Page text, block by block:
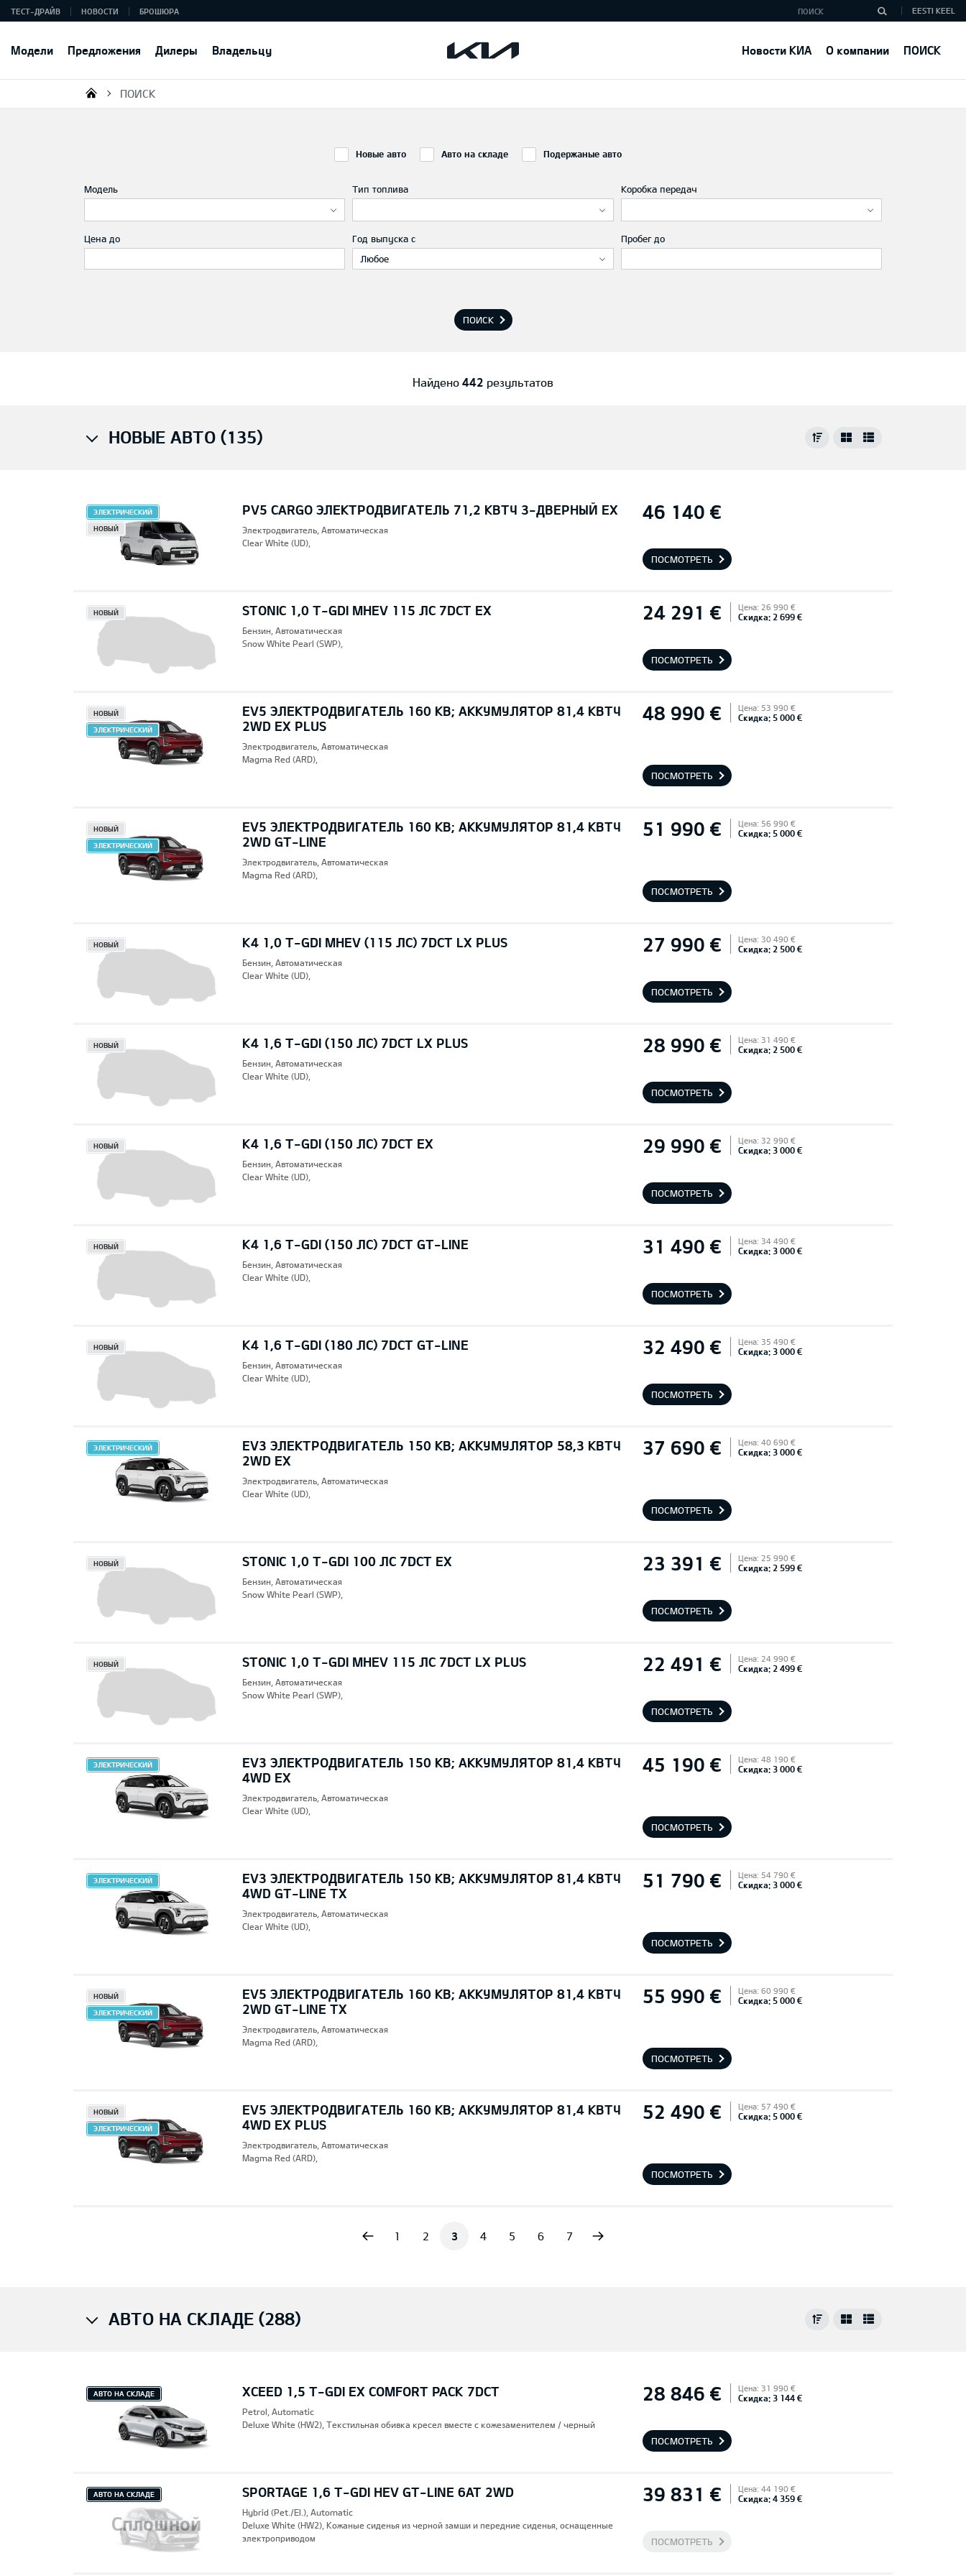
Модели Предложения Дилеры Владельцу Новости КИА О компании ПОИСК
ТЕСТ-ДРАЙВ НОВОСТИ БРОШЮРА EESTI KEEL
KIA AUTO AS
ПОИСК
Новые авто Авто на складе Подержаные авто
Модель Тип топлива Коробка передач
Цена до
Год выпуска с
Любое
Пробег до
ПОИСК
Найдено 442 результатов
НОВЫЕ АВТО (135)
PV5 CARGO ЭЛЕКТРОДВИГАТЕЛЬ 71,2 КВТЧ 3-ДВЕРНЫЙ EX 46 140 €
ЭЛЕКТРИЧЕСКИЙ
НОВЫЙ
Электродвигатель, Автоматическая
Clear White (UD),
ПОСМОТРЕТЬ
STONIC 1,0 T-GDI MHEV 115 ЛС 7DCT EX 24 291 € Цена: 26 990 €
Скидка: 2 699 €
НОВЫЙ
Бензин, Автоматическая
Snow White Pearl (SWP),
ПОСМОТРЕТЬ
EV5 ЭЛЕКТРОДВИГАТЕЛЬ 160 КВ; AККУМУЛЯТОР 81,4 КВТЧ
2WD EX PLUS
48 990 € Цена: 53 990 €
Скидка: 5 000 €
НОВЫЙ
ЭЛЕКТРИЧЕСКИЙ
Электродвигатель, Автоматическая
Magma Red (ARD),
ПОСМОТРЕТЬ
EV5 ЭЛЕКТРОДВИГАТЕЛЬ 160 КВ; AККУМУЛЯТОР 81,4 КВТЧ
2WD GT-LINE
51 990 € Цена: 56 990 €
Скидка: 5 000 €
НОВЫЙ
ЭЛЕКТРИЧЕСКИЙ
Электродвигатель, Автоматическая
Magma Red (ARD),
ПОСМОТРЕТЬ
K4 1,0 T-GDI MHEV (115 ЛС) 7DCT LX PLUS 27 990 € Цена: 30 490 €
Скидка: 2 500 €
НОВЫЙ
Бензин, Автоматическая
Clear White (UD),
ПОСМОТРЕТЬ
K4 1,6 T-GDI (150 ЛС) 7DCT LX PLUS 28 990 € Цена: 31 490 €
Скидка: 2 500 €
НОВЫЙ
Бензин, Автоматическая
Clear White (UD),
ПОСМОТРЕТЬ
K4 1,6 T-GDI (150 ЛС) 7DCT EX 29 990 € Цена: 32 990 €
Скидка: 3 000 €
НОВЫЙ
Бензин, Автоматическая
Clear White (UD),
ПОСМОТРЕТЬ
K4 1,6 T-GDI (150 ЛС) 7DCT GT-LINE 31 490 € Цена: 34 490 €
Скидка: 3 000 €
НОВЫЙ
Бензин, Автоматическая
Clear White (UD),
ПОСМОТРЕТЬ
K4 1,6 T-GDI (180 ЛС) 7DCT GT-LINE 32 490 € Цена: 35 490 €
Скидка: 3 000 €
НОВЫЙ
Бензин, Автоматическая
Clear White (UD),
ПОСМОТРЕТЬ
EV3 ЭЛЕКТРОДВИГАТЕЛЬ 150 КВ; AККУМУЛЯТОР 58,3 КВТЧ
2WD EX
37 690 € Цена: 40 690 €
Скидка: 3 000 €
ЭЛЕКТРИЧЕСКИЙ
Электродвигатель, Автоматическая
Clear White (UD),
ПОСМОТРЕТЬ
STONIC 1,0 T-GDI 100 ЛС 7DCT EX 23 391 € Цена: 25 990 €
Скидка: 2 599 €
НОВЫЙ
Бензин, Автоматическая
Snow White Pearl (SWP),
ПОСМОТРЕТЬ
STONIC 1,0 T-GDI MHEV 115 ЛС 7DCT LX PLUS 22 491 € Цена: 24 990 €
Скидка: 2 499 €
НОВЫЙ
Бензин, Автоматическая
Snow White Pearl (SWP),
ПОСМОТРЕТЬ
EV3 ЭЛЕКТРОДВИГАТЕЛЬ 150 КВ; AККУМУЛЯТОР 81,4 КВТЧ
4WD EX
45 190 € Цена: 48 190 €
Скидка: 3 000 €
ЭЛЕКТРИЧЕСКИЙ
Электродвигатель, Автоматическая
Clear White (UD),
ПОСМОТРЕТЬ
EV3 ЭЛЕКТРОДВИГАТЕЛЬ 150 КВ; AККУМУЛЯТОР 81,4 КВТЧ
4WD GT-LINE TX
51 790 € Цена: 54 790 €
Скидка: 3 000 €
ЭЛЕКТРИЧЕСКИЙ
Электродвигатель, Автоматическая
Clear White (UD),
ПОСМОТРЕТЬ
EV5 ЭЛЕКТРОДВИГАТЕЛЬ 160 КВ; AККУМУЛЯТОР 81,4 КВТЧ
2WD GT-LINE TX
55 990 € Цена: 60 990 €
Скидка: 5 000 €
НОВЫЙ
ЭЛЕКТРИЧЕСКИЙ
Электродвигатель, Автоматическая
Magma Red (ARD),
ПОСМОТРЕТЬ
EV5 ЭЛЕКТРОДВИГАТЕЛЬ 160 КВ; AККУМУЛЯТОР 81,4 КВТЧ
4WD EX PLUS
52 490 € Цена: 57 490 €
Скидка: 5 000 €
НОВЫЙ
ЭЛЕКТРИЧЕСКИЙ
Электродвигатель, Автоматическая
Magma Red (ARD),
ПОСМОТРЕТЬ
1 2 3 4 5 6 7
АВТО НА СКЛАДЕ (288)
XCEED 1,5 T-GDI EX COMFORT PACK 7DCT 28 846 € Цена: 31 990 €
Скидка: 3 144 €
АВТО НА СКЛАДЕ
Petrol, Automatic
Deluxe White (HW2), Текстильная обивка кресел вместе с кожезаменителем / черный
ПОСМОТРЕТЬ
SPORTAGE 1,6 T-GDI HEV GT-LINE 6AT 2WD
Сплошной
39 831 € Цена: 44 190 €
Скидка: 4 359 €
АВТО НА СКЛАДЕ
Hybrid (Pet./El.), Automatic
Deluxe White (HW2), Кожаные сиденья из черной замши и передние сиденья, оснащенные
электроприводом
ПОСМОТРЕТЬ